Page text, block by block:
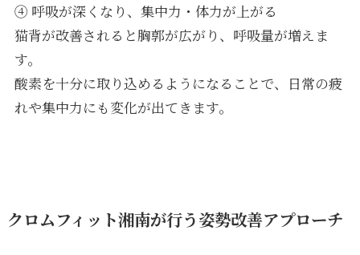
④ 呼吸が深くなり、集中力・体力が上がる
猫背が改善されると胸郭が広がり、呼吸量が増えま
す。
酸素を十分に取り込めるようになることで、日常の疲
れや集中力にも変化が出てきます。
クロムフィット湘南が行う姿勢改善アプローチ